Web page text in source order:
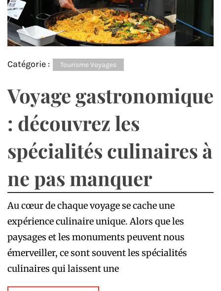
Catégorie : Tourisme Voyages
Voyage gastronomique
: découvrez les
spécialités culinaires à
ne pas manquer
Au cœur de chaque voyage se cache une
expérience culinaire unique. Alors que les
paysages et les monuments peuvent nous
émerveiller, ce sont souvent les spécialités
culinaires qui laissent une